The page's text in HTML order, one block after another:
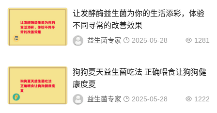
让发酵酶益生菌为你的生活添彩，体验
不同寻常的改善效果
益生菌专家 2025-05-28 1281
狗狗夏天益生菌吃法 正确喂食让狗狗健
康度夏
益生菌专家 2025-05-28 1222